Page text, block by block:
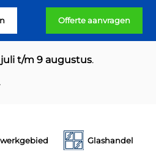
Offerte aanvragen
juli t/m 9 augustus.
.
Glashandel